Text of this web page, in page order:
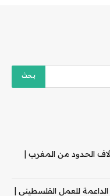
الحدود من المغرب |
للعمل الفلسطيني |